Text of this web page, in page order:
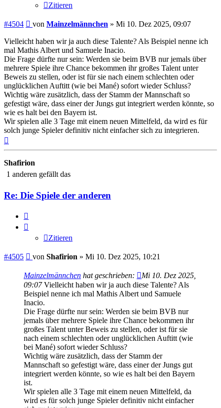
Zitieren
#4504 Beitrag
von Mainzelmännchen » Mi 10. Dez 2025, 09:07
Vielleicht haben wir ja auch diese Talente? Als Beispiel nenne ich
mal Mathis Albert und Samuele Inacio.
Die Frage dürfte nur sein: Werden sie beim BVB nur jemals über
mehrere Spiele ihre Chance bekommen ihr großes Talent unter
Beweis zu stellen, oder ist für sie nach einem schlechten oder
unglücklichen Auftitt (wie bei Mané) sofort wieder Schluss?
Wichtig wäre zusätzlich, dass der Stamm der Mannschaft so
gefestigt wäre, dass einer der Jungs gut integriert werden könnte, so
wie es halt bei den Bayern ist.
Wir spielen alle 3 Tage mit einem neuen Mittelfeld, da wird es für
solch junge Spieler definitiv nicht einfacher sich zu integrieren.
Shafirion
1 anderen gefällt das
Re: Die Spiele der anderen
Zitieren
#4505 Beitrag
von Shafirion » Mi 10. Dez 2025, 10:21
Mainzelmännchen hat geschrieben:
Mi 10. Dez 2025,
09:07Vielleicht haben wir ja auch diese Talente? Als
Beispiel nenne ich mal Mathis Albert und Samuele
Inacio.
Die Frage dürfte nur sein: Werden sie beim BVB nur
jemals über mehrere Spiele ihre Chance bekommen ihr
großes Talent unter Beweis zu stellen, oder ist für sie
nach einem schlechten oder unglücklichen Auftitt (wie
bei Mané) sofort wieder Schluss?
Wichtig wäre zusätzlich, dass der Stamm der
Mannschaft so gefestigt wäre, dass einer der Jungs gut
integriert werden könnte, so wie es halt bei den Bayern
ist.
Wir spielen alle 3 Tage mit einem neuen Mittelfeld, da
wird es für solch junge Spieler definitiv nicht einfacher